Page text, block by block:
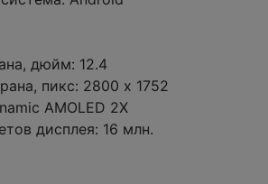
дюйм: 12.4
пикс: 2800 x 1752
AMOLED 2X
дисплея: 16 млн.